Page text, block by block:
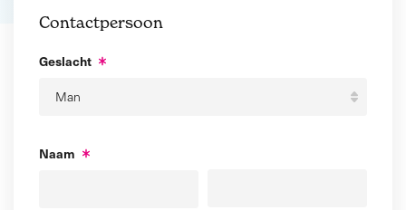
Contactpersoon
Geslacht
Naam